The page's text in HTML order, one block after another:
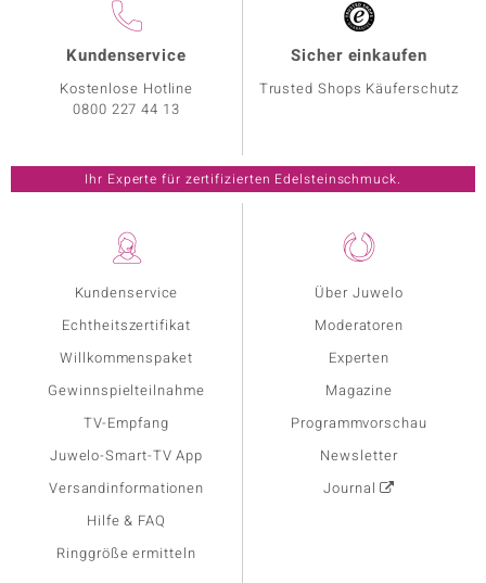
Kundenservice
Echtheitszertifikat
Willkommenspaket
Gewinnspielteilnahme
TV-Empfang
Juwelo-Smart-TV App
Versandinformationen
Hilfe & FAQ
Ringgröße ermitteln
Über Juwelo
Moderatoren
Experten
Magazine
Programmvorschau
Newsletter
Journal
Kundenservice
Kostenlose Hotline
0800 227 44 13
Sicher einkaufen
Trusted Shops Käuferschutz
Ihr Experte für zertifizierten Edelsteinschmuck.